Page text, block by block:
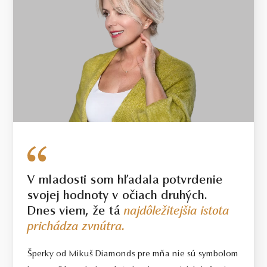
V mladosti som hľadala potvrdenie
svojej hodnoty v očiach druhých.
Dnes viem, že tánajdôležitejšia istota
prichádza zvnútra.
Šperky od Mikuš Diamonds pre mňa nie sú symbolom